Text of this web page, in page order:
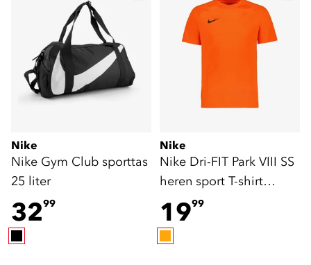
Nike
Nike Gym Club sporttas
25 liter
3299
Nike
Nike Dri-FIT Park VIII SS
heren sport T-shirt
oranje
1999